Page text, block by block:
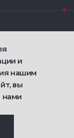
товаров
и
нашим
вы
нами